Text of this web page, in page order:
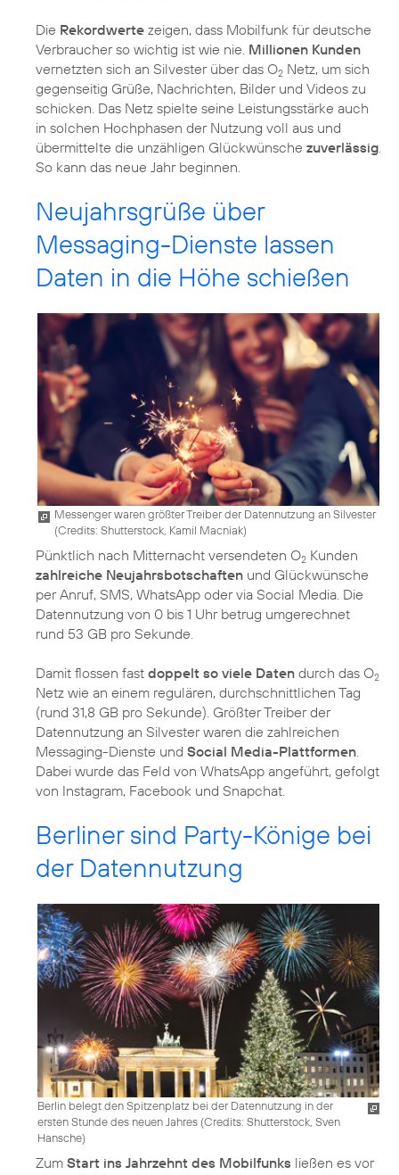
Die Rekordwerte zeigen, dass Mobilfunk für deutsche
Verbraucher so wichtig ist wie nie. Millionen Kunden
vernetzten sich an Silvester über das O2 Netz, um sich
gegenseitig Grüße, Nachrichten, Bilder und Videos zu
schicken. Das Netz spielte seine Leistungsstärke auch
in solchen Hochphasen der Nutzung voll aus und
übermittelte die unzähligen Glückwünsche zuverlässig
So kann das neue Jahr beginnen.
Neujahrsgrüße über
Messaging-Dienste lassen
Daten in die Höhe schießen
Messenger waren größter Treiber der Datennutzung an Silvester
(Credits: Shutterstock, Kamil Macniak)
Pünktlich nach Mitternacht versendeten O2 Kunden
zahlreiche Neujahrsbotschaften und Glückwünsche
per Anruf, SMS, WhatsApp oder via Social Media. Die
Datennutzung von 0 bis 1 Uhr betrug umgerechnet
rund 53 GB pro Sekunde.
Damit flossen fast doppelt so viele Daten durch das O2
Netz wie an einem regulären, durchschnittlichen Tag
(rund 31,8 GB pro Sekunde). Größter Treiber der
Datennutzung an Silvester waren die zahlreichen
Messaging-Dienste und Social Media-Plattformen.
Dabei wurde das Feld von WhatsApp angeführt, gefolgt
von Instagram, Facebook und Snapchat.
Berliner sind Party-Könige bei
der Datennutzung
Berlin belegt den Spitzenplatz bei der Datennutzung in der
ersten Stunde des neuen Jahres (Credits: Shutterstock, Sven
Hansche)
Zum Start ins Jahrzehnt des Mobilfunks ließen es vor